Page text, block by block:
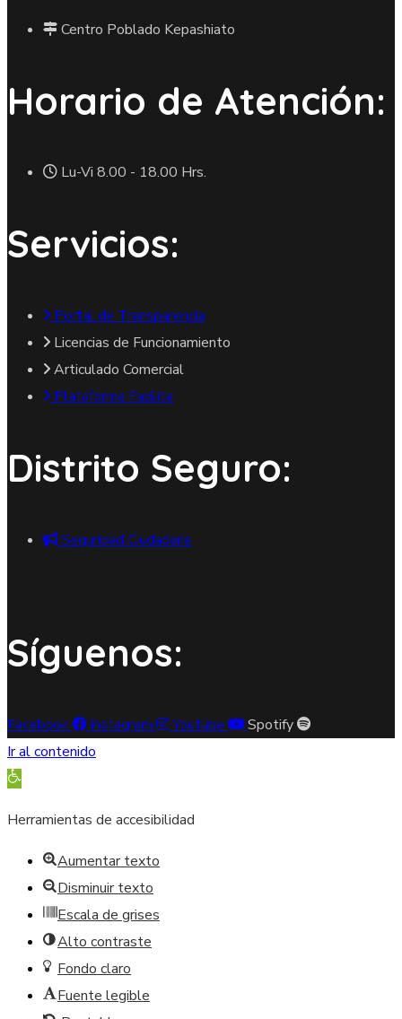
Centro Poblado Kepashiato
Horario de Atención:
Lu-Vi 8.00 - 18.00 Hrs.
Servicios:
Portal de Transparencia
Licencias de Funcionamiento
Articulado Comercial
Plataforma Facilita
Distrito Seguro:
Seguridad Ciudadana
Síguenos:
Facebook Instagram Youtube
Spotify
Ir al contenido
Abrir barra de herramientas
Herramientas de accesibilidad
Aumentar texto
Disminuir texto
Escala de grises
Alto contraste
Fondo claro
Fuente legible